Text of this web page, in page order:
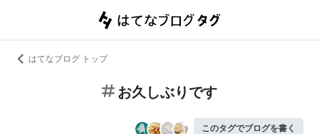
はてなブログ トップ
お久しぶりです
このタグでブログを書く